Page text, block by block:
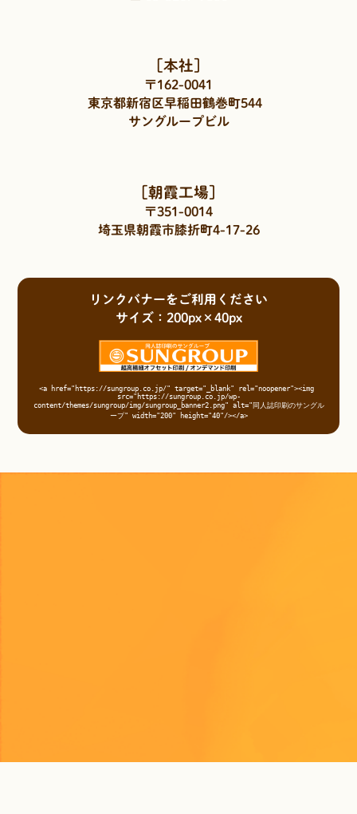
［本社］
〒162-0041
東京都新宿区早稲田鶴巻町544
サングループビル
［朝霞工場］
〒351-0014
埼玉県朝霞市膝折町4-17-26
リンクバナーをご利用ください
サイズ：200px×40px
<a href="https://sungroup.co.jp/" target="_blank" rel="noopener"><img
src="https://sungroup.co.jp/wp-
content/themes/sungroup/img/sungroup_banner2.png" alt="同人誌印刷のサングル
ープ" width="200" height="40"/></a>